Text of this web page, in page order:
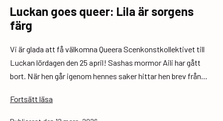
Luckan goes queer: Lila är sorgens
färg
Vi är glada att få välkomna Queera Scenkonstkollektivet till
Luckan lördagen den 25 april! Sashas mormor Aili har gått
bort. När hen går igenom hennes saker hittar hen brev från…
Fortsätt läsa